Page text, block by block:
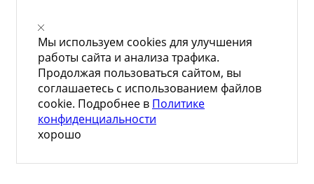
Мы используем cookies для улучшения
работы сайта и анализа трафика.
Продолжая пользоваться сайтом, вы
соглашаетесь с использованием файлов
cookie. Подробнее в Политике
конфиденциальности
хорошо